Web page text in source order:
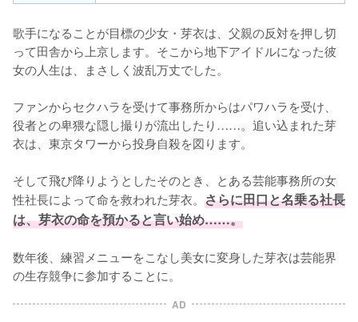
歌手になることが目標の少女・芽衣は、父親の反対を押し切
って田舎から上京します。そこから地下アイドルになった彼
女の人生は、まさしく波乱万丈でした。
ファンからセクハラを受けて事務所からはパワハラを受け、
役者との卑猥な隠し撮りが流出したり……。追い込まれた芽
衣は、東京タワーから投身自殺を図ります。
そして飛び降りようとしたそのとき、とある芸能事務所の女
性社長によって命を救われた芽衣。 さらに田口と名乗る社長
は、芽衣の命を預かると言い始め……。
数年後、練習メニューをこなし美女に変身した芽衣は芸能界
の生存競争に参加することに。
AD